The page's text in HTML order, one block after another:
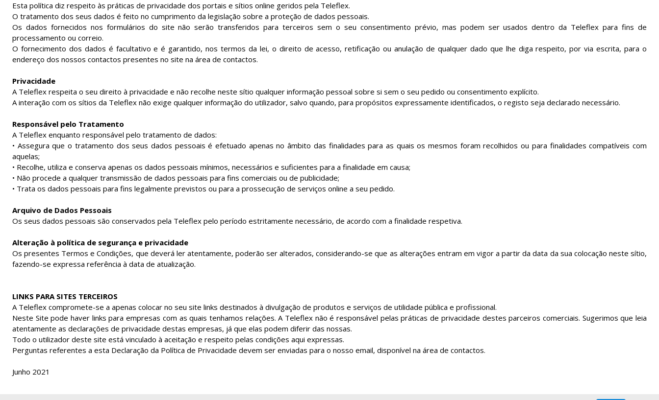
Esta política diz respeito às práticas de privacidade dos portais e sítios online geridos pela Teleflex.
O tratamento dos seus dados é feito no cumprimento da legislação sobre a proteção de dados pessoais.
Os dados fornecidos nos formulários do site não serão transferidos para terceiros sem o seu consentimento prévio, mas podem ser usados dentro da Teleflex para fins de
processamento ou correio.
O fornecimento dos dados é facultativo e é garantido, nos termos da lei, o direito de acesso, retificação ou anulação de qualquer dado que lhe diga respeito, por via escrita, para o
endereço dos nossos contactos presentes no site na área de contactos.
Privacidade
A Teleflex respeita o seu direito à privacidade e não recolhe neste sítio qualquer informação pessoal sobre si sem o seu pedido ou consentimento explícito.
A interação com os sítios da Teleflex não exige qualquer informação do utilizador, salvo quando, para propósitos expressamente identificados, o registo seja declarado necessário.
Responsável pelo Tratamento
A Teleflex enquanto responsável pelo tratamento de dados:
• Assegura que o tratamento dos seus dados pessoais é efetuado apenas no âmbito das finalidades para as quais os mesmos foram recolhidos ou para finalidades compatíveis com
aquelas;
• Recolhe, utiliza e conserva apenas os dados pessoais mínimos, necessários e suficientes para a finalidade em causa;
• Não procede a qualquer transmissão de dados pessoais para fins comerciais ou de publicidade;
• Trata os dados pessoais para fins legalmente previstos ou para a prossecução de serviços online a seu pedido.
Arquivo de Dados Pessoais
Os seus dados pessoais são conservados pela Teleflex pelo período estritamente necessário, de acordo com a finalidade respetiva.
Alteração à política de segurança e privacidade
Os presentes Termos e Condições, que deverá ler atentamente, poderão ser alterados, considerando-se que as alterações entram em vigor a partir da data da sua colocação neste sítio,
fazendo-se expressa referência à data de atualização.
LINKS PARA SITES TERCEIROS
A Teleflex compromete-se a apenas colocar no seu site links destinados à divulgação de produtos e serviços de utilidade pública e profissional.
Neste Site pode haver links para empresas com as quais tenhamos relações. A Teleflex não é responsável pelas práticas de privacidade destes parceiros comerciais. Sugerimos que leia
atentamente as declarações de privacidade destas empresas, já que elas podem diferir das nossas.
Todo o utilizador deste site está vinculado à aceitação e respeito pelas condições aqui expressas.
Perguntas referentes a esta Declaração da Política de Privacidade devem ser enviadas para o nosso email, disponível na área de contactos.
Junho 2021